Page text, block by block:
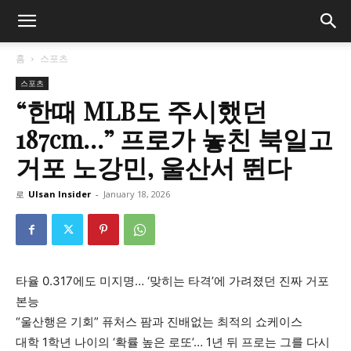
홈 스포츠
스포츠
“한때 MLB도 주시했던
187cm…” 프로가 놓친 북일고
거포 노강민, 울산서 뛴다
로 Ulsan Insider - January 18, 2026
타율 0.317에도 미지명… ‘맞히는 타격’에 가려졌던 진짜 거포
본능
“울산행은 기회” 퓨처스 팜과 진배없는 최적의 쇼케이스
대학 1학년 나이의 ‘확률 높은 로또’… 1년 뒤 프로는 그를 다시